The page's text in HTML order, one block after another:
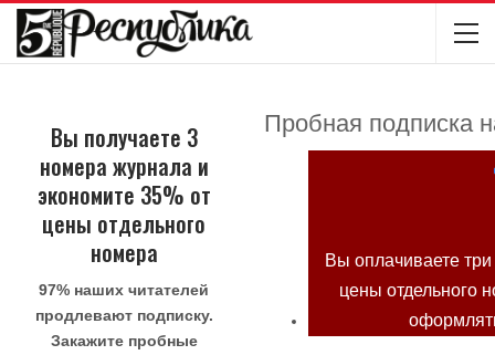
Вы получаете 3
номера журнала и
экономите 35% от
цены отдельного
номера
97% наших читателей
продлевают подписку.
Закажите пробные
Пробная подписка
Вы оплачиваете
цены отдельного